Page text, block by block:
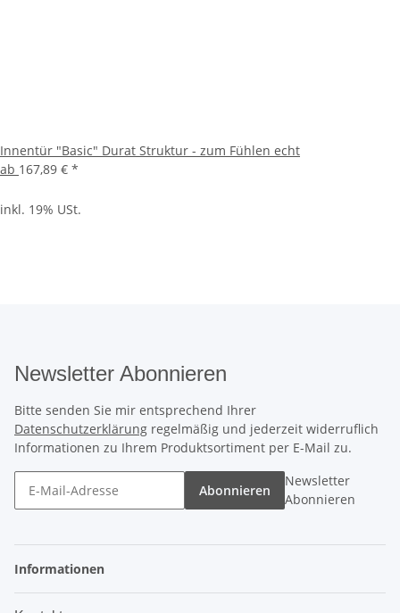
Innentür "Basic" Durat Struktur - zum Fühlen echt
ab 167,89 € *
inkl. 19% USt.
Newsletter Abonnieren
Bitte senden Sie mir entsprechend Ihrer
Datenschutzerklärung regelmäßig und jederzeit widerruflich
Informationen zu Ihrem Produktsortiment per E-Mail zu.
Abonnieren
Newsletter
Abonnieren
Informationen